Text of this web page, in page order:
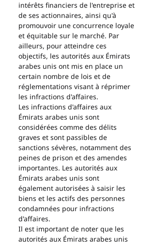
intérêts financiers de l'entreprise et
de ses actionnaires, ainsi qu'à
promouvoir une concurrence loyale
et équitable sur le marché. Par
ailleurs, pour atteindre ces
objectifs, les autorités aux Émirats
arabes unis ont mis en place un
certain nombre de lois et de
réglementations visant à réprimer
les infractions d'affaires.
Les infractions d'affaires aux
Émirats arabes unis sont
considérées comme des délits
graves et sont passibles de
sanctions sévères, notamment des
peines de prison et des amendes
importantes. Les autorités aux
Émirats arabes unis sont
également autorisées à saisir les
biens et les actifs des personnes
condamnées pour infractions
d'affaires.
Il est important de noter que les
autorités aux Émirats arabes unis